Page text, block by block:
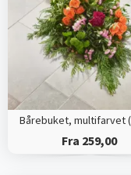
Fra 259,00